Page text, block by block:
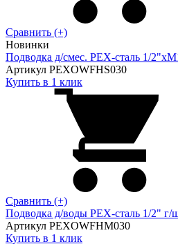
Сравнить (+)
Новинки
Подводка д/смес. PEX-сталь 1/
Артикул PEXOWFHS030
Купить в 1 клик
Сравнить (+)
Подводка д/воды PEX-сталь 1/2"
Артикул PEXOWFHM030
Купить в 1 клик